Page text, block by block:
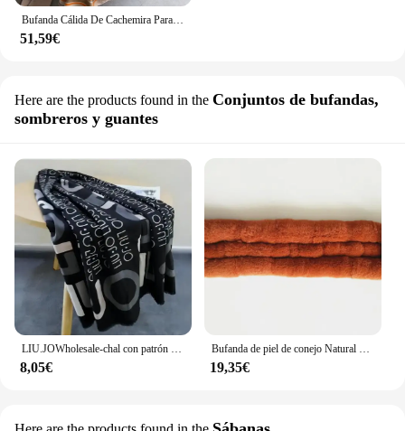
Bufanda Cálida De Cachemira Para Mujer, Chal Con Estampado De Diseño, Manta Gruesa, Suave, Estolas, Moda De Invierno, novedad De 2024
51,59€
Here are the products found in the Conjuntos de bufandas,
sombreros y guantes
LIU.JOWholesale-chal con patrón de letras largas negras para mujer, bufanda cálida, moda clásica, otoño e invierno, venta al por mayor
8,05€
Bufanda de piel de conejo Natural para mujer y niña, calentador de cuello elástico, chal elegante de punto, Invierno
19,35€